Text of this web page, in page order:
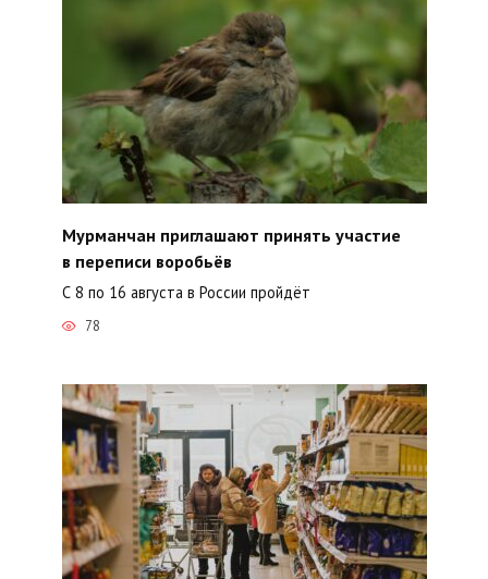
Мурманчан приглашают принять участие
в переписи воробьёв
С 8 по 16 августа в России пройдёт
78